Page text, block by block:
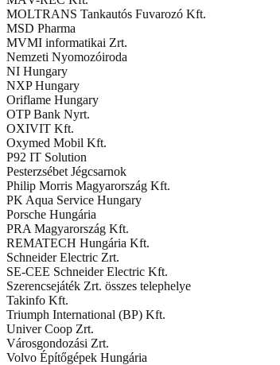
MOLTRANS Tankautós Fuvarozó Kft.
MSD Pharma
MVMI informatikai Zrt.
Nemzeti Nyomozóiroda
NI Hungary
NXP Hungary
Oriflame Hungary
OTP Bank Nyrt.
OXIVIT Kft.
Oxymed Mobil Kft.
P92 IT Solution
Pesterzsébet Jégcsarnok
Philip Morris Magyarország Kft.
PK Aqua Service Hungary
Porsche Hungária
PRA Magyarország Kft.
REMATECH Hungária Kft.
Schneider Electric Zrt.
SE-CEE Schneider Electric Kft.
Szerencsejáték Zrt. összes telephelye
Takinfo Kft.
Triumph International (BP) Kft.
Univer Coop Zrt.
Városgondozási Zrt.
Volvo Építőgépek Hungária